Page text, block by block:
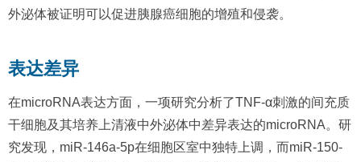
外泌体被证明可以促进胰腺癌细胞的增殖和侵袭。
表达差异
在microRNA表达方面，一项研究分析了TNF-α刺激的间充质
干细胞及其培养上清液中外泌体中差异表达的microRNA。研
究发现，miR-146a-5p在细胞区室中独特上调，而miR-150-